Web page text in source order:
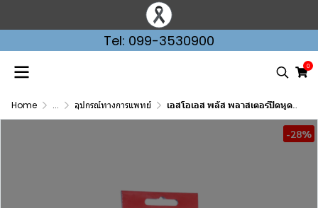
Tel: 099-3530900
0
Home ... อุปกรณ์ทางการแพทย์ เอสโอเอส พลัส พลาสเตอร์ปิดหูดตาปลา SOS Plus 1 กล่อง 4 ชิ้น
-28%